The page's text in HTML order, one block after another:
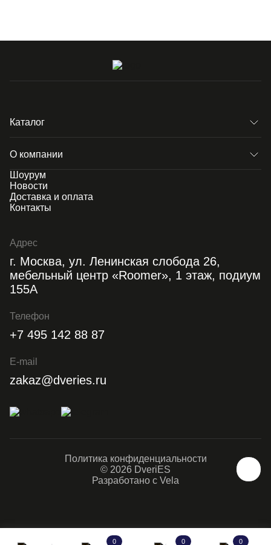
0 0 0
Каталог
О компании
Шоурум
Новости
Доставка и оплата
Контакты
Адрес
г. Москва, ул. Ленинская слобода 26,
мебельный центр «Roomer», 1 этаж, подиум
155А
Телефон
+7 495 142 88 87
E-mail
zakaz@dveries.ru
Политика конфиденциальности
© 2026 DveriES
Разработано с Vela